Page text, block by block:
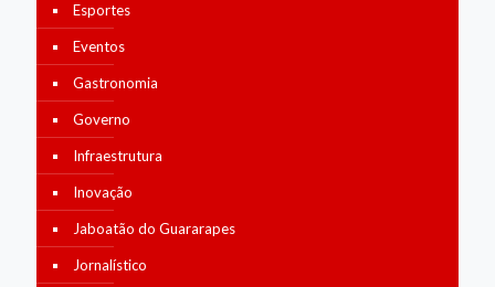
Esportes
Eventos
Gastronomia
Governo
Infraestrutura
Inovação
Jaboatão do Guararapes
Jornalístico